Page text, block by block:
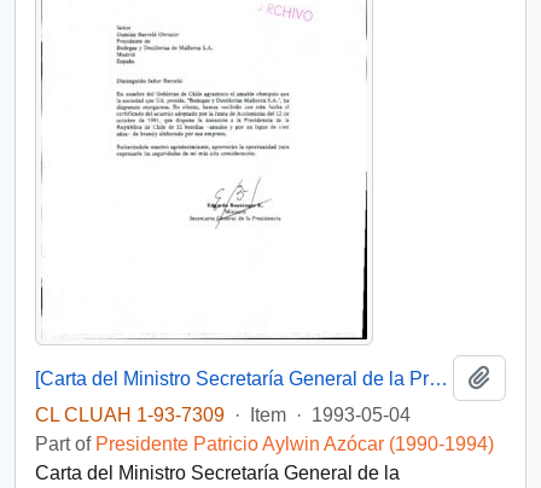
[Carta del Ministro Secretaría General de la Presidencia]
CL CLUAH 1-93-7309 · Item · 1993-05-04
Part of Presidente Patricio Aylwin Azócar (1990-1994)
Carta del Ministro Secretaría General de la